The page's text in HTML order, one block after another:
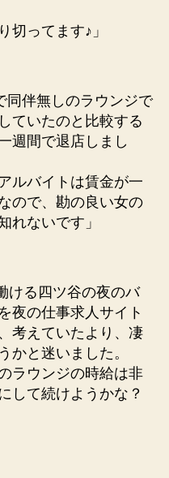
切ってます♪」
同伴無しのラウンジで
ていたのと比較する
週間で退店しまし
ルバイトは賃金が一
ので、勘の良い女の
れないです」
ける四ツ谷の夜のバ
夜の仕事求人サイト
考えていたより、凄
かと迷いました。
ラウンジの時給は非
して続けようかな？